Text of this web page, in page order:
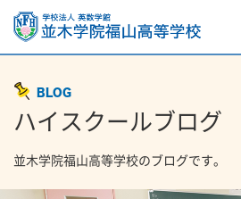
BLOG
ハイスクールブログ
並木学院福山高等学校のブログです。